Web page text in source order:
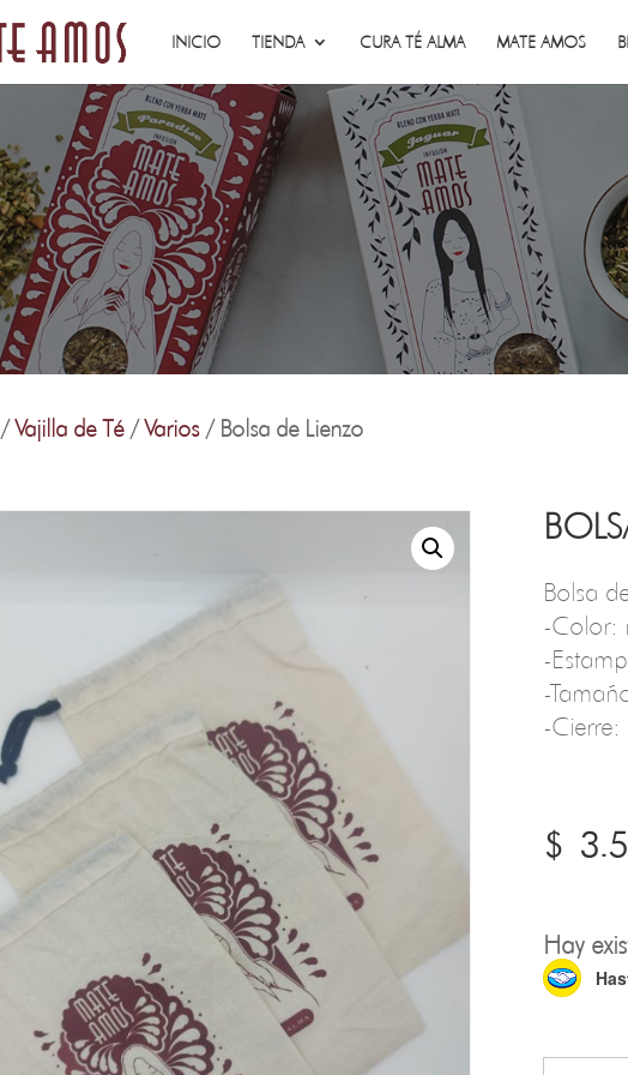
INICIO TIENDA CURA TÉ ALMA MATE AMOS
/Vajilla de Té/Varios/ Bolsa de Lienzo
Bolsa
-Color:
-
-
-Cierre:
$
Hay
Lienzo